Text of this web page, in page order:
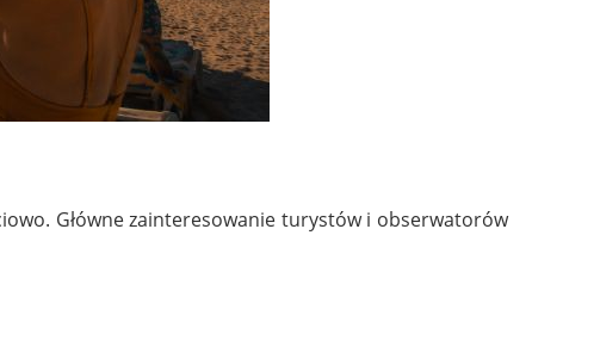
Główne zainteresowanie turystów i obserwatorów